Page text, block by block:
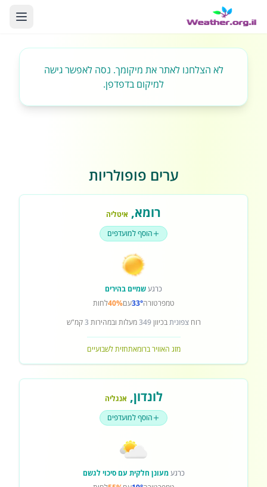
לא הצלחנו לאתר את מיקומך. נסה לאפשר גישה
למיקום בדפדפן.
ערים פופולריות
רומא, איטליה
הוסף למועדפים
כרגעשמיים בהירים
טמפרטורה33°עם40%לחות
רוחצפוניתבכיוון349מעלות ובמהירות 3קמ"ש
מזג האוויר ברומאתחזית לשבועיים
לונדון, אנגליה
הוסף למועדפים
כרגעמעונן חלקית עם סיכוי לגשם